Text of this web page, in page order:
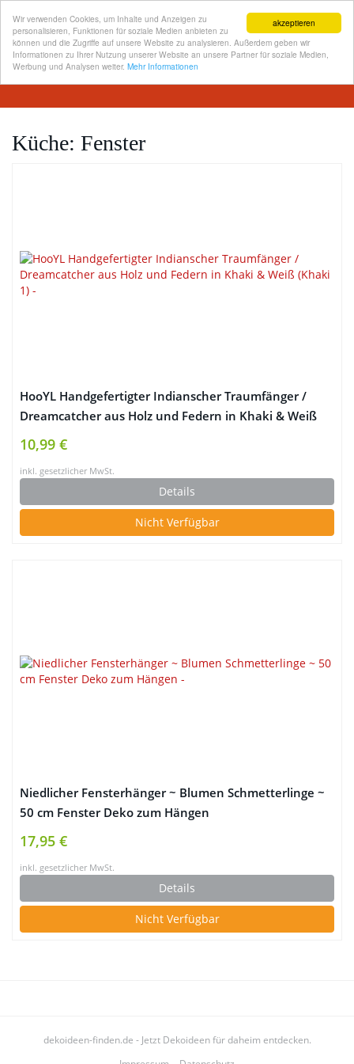
akzeptieren
Wir verwenden Cookies, um Inhalte und Anzeigen zu
personalisieren, Funktionen für soziale Medien anbieten zu
können und die Zugriffe auf unsere Website zu analysieren. Außerdem geben wir
Informationen zu Ihrer Nutzung unserer Website an unsere Partner für soziale Medien,
Werbung und Analysen weiter. Mehr Informationen
Skip
content
Küche: Fenster
HooYL Handgefertigter Indianscher Traumfänger /
Dreamcatcher aus Holz und Federn in Khaki & Weiß
(Khaki 1)
10,99 €
inkl. gesetzlicher MwSt.
Details
Nicht Verfügbar
Niedlicher Fensterhänger ~ Blumen Schmetterlinge ~
50 cm Fenster Deko zum Hängen
17,95 €
inkl. gesetzlicher MwSt.
Details
Nicht Verfügbar
dekoideen-finden.de - Jetzt Dekoideen für daheim entdecken.